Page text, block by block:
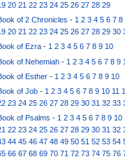
20 21 22 23 24 25 26 27 28 29
of 2 Chronicles - 1 2 3 4 5 6 7 8
20 21 22 23 24 25 26 27 28 29 30
of Ezra -1 2 3 4 5 6 7 8 9 10
of Nehemiah - 1 2 3 4 5 6 7 8 9
of Esther - 1 2 3 4 5 6 7 8 9 10
of Job - 1 2 3 4 5 6 7 8 9 10 11
23 24 25 26 27 28 29 30 31 32 33
of Psalms - 1 2 3 4 5 6 7 8 9 10
22 23 24 25 26 27 28 29 30 31 32
44 45 46 47 48 49 50 51 52 53 54
66 67 68 69 70 71 72 73 74 75 76